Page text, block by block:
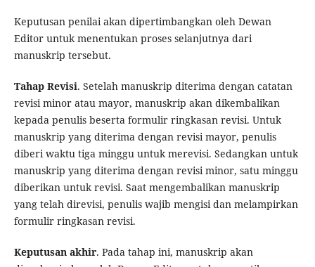
Keputusan penilai akan dipertimbangkan oleh Dewan
Editor untuk menentukan proses selanjutnya dari
manuskrip tersebut.
Tahap Revisi. Setelah manuskrip diterima dengan catatan
revisi minor atau mayor, manuskrip akan dikembalikan
kepada penulis beserta formulir ringkasan revisi. Untuk
manuskrip yang diterima dengan revisi mayor, penulis
diberi waktu tiga minggu untuk merevisi. Sedangkan untuk
manuskrip yang diterima dengan revisi minor, satu minggu
diberikan untuk revisi. Saat mengembalikan manuskrip
yang telah direvisi, penulis wajib mengisi dan melampirkan
formulir ringkasan revisi.
Keputusan akhir. Pada tahap ini, manuskrip akan